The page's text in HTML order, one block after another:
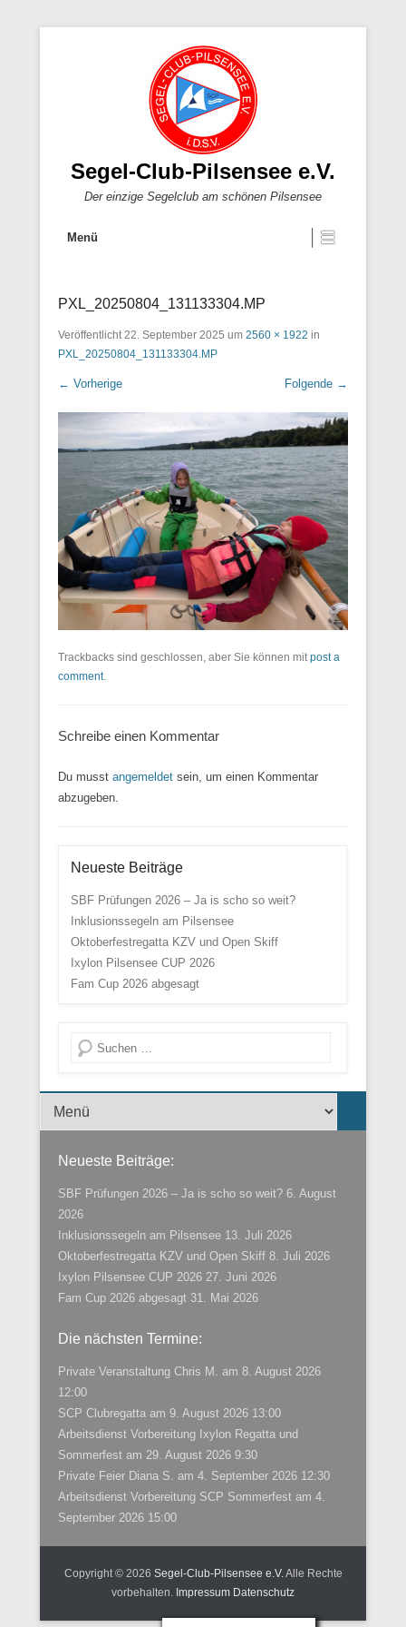
Segel-Club-Pilsensee e.V.
Der einzige Segelclub am schönen Pilsensee
Menü
PXL_20250804_131133304.MP
Veröffentlicht22. September 2025 um 2560 × 1922 in
PXL_20250804_131133304.MP
← Vorherige Folgende →
Trackbacks sind geschlossen, aber Sie können mitpost a
comment.
Schreibe einen Kommentar
Du musst angemeldet sein, um einen Kommentar
abzugeben.
Neueste Beiträge
SBF Prüfungen 2026 – Ja is scho so weit?
Inklusionssegeln am Pilsensee
Oktoberfestregatta KZV und Open Skiff
Ixylon Pilsensee CUP 2026
Fam Cup 2026 abgesagt
Suche
Menü der Fußzeile
Neueste Beiträge:
SBF Prüfungen 2026 – Ja is scho so weit? 6. August
2026
Inklusionssegeln am Pilsensee 13. Juli 2026
Oktoberfestregatta KZV und Open Skiff 8. Juli 2026
Ixylon Pilsensee CUP 2026 27. Juni 2026
Fam Cup 2026 abgesagt 31. Mai 2026
Die nächsten Termine:
Private Veranstaltung Chris M. am 8. August 2026
12:00
SCP Clubregatta am 9. August 2026 13:00
Arbeitsdienst Vorbereitung Ixylon Regatta und
Sommerfest am 29. August 2026 9:30
Private Feier Diana S. am 4. September 2026 12:30
Arbeitsdienst Vorbereitung SCP Sommerfest am 4.
September 2026 15:00
Copyright © 2026 Segel-Club-Pilsensee e.V.Alle Rechte
vorbehalten. Impressum Datenschutz